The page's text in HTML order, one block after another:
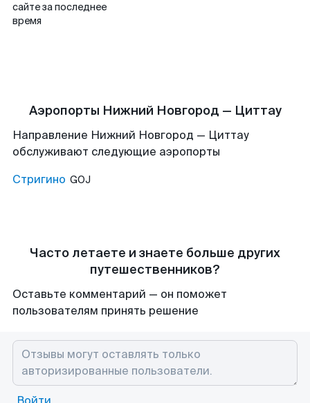
сайте за последнее
время
Аэропорты Нижний Новгород — Циттау
Направление Нижний Новгород — Циттау
обслуживают следующие аэропорты
Стригино GOJ
Часто летаете и знаете больше других
путешественников?
Оставьте комментарий — он поможет
пользователям принять решение